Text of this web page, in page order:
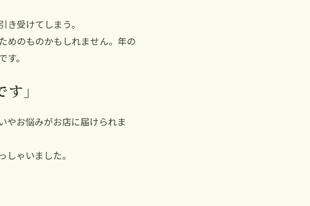
受けてしまう。
めのものかもしれません。年の
。
」
やお悩みがお店に届けられま
ゃいました。